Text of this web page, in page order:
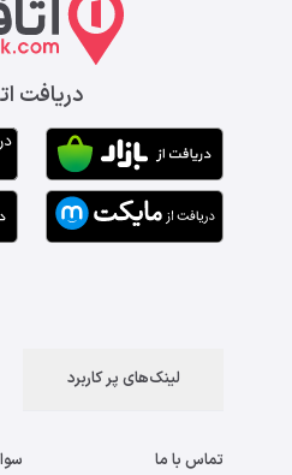
دریافت
لینک‌های پر کاربرد
تماس با ما